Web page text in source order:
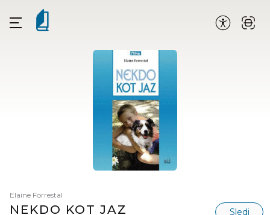
Elaine Forrestal
NEKDO KOT JAZ Sledi